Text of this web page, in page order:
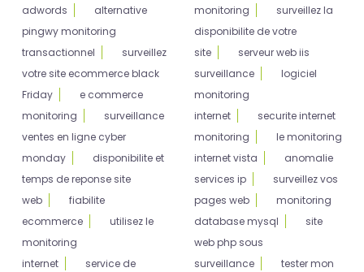
adwords
alternative
pingwy monitoring
transactionnel
surveillez
votre site ecommerce black
Friday
e commerce
monitoring
surveillance
ventes en ligne cyber
monday
disponibilite et
temps de reponse site
web
fiabilite
ecommerce
utilisez le
monitoring
internet
service de
monitoring
surveillez la
disponibilite de votre
site
serveur web iis
surveillance
logiciel
monitoring
internet
securite internet
monitoring
le monitoring
internet vista
anomalie
services ip
surveillez vos
pages web
monitoring
database mysql
site
web php sous
surveillance
tester mon